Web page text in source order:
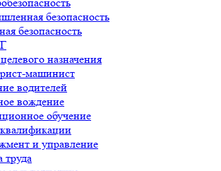
безопасность
безопасность
назначения
машинист
водителей
вождение
обучение
и управление
труда